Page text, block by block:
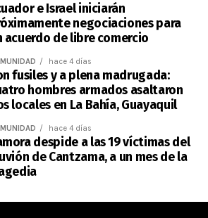
e Israel iniciarán
negociaciones para
acuerdo de libre comercio
hace 4 días
fusiles y a plena madrugada:
hombres armados asaltaron
locales en La Bahía, Guayaquil
hace 4 días
despide a las 19 víctimas del
de Cantzama, a un mes de la